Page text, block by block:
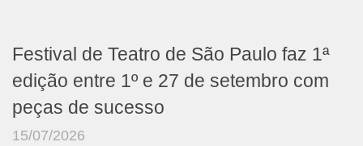
Festival de Teatro de São Paulo faz 1ª
edição entre 1º e 27 de setembro com
peças de sucesso
15/07/2026